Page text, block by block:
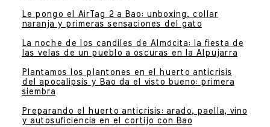
Le pongo el AirTag 2 a Bao: unboxing, collar
naranja y primeras sensaciones del gato
La noche de los candiles de Almócita: la fiesta de
las velas de un pueblo a oscuras en la Alpujarra
Plantamos los plantones en el huerto anticrisis
del apocalipsis y Bao da el visto bueno: primera
siembra
Preparando el huerto anticrisis: arado, paella, vino
y autosuficiencia en el cortijo con Bao